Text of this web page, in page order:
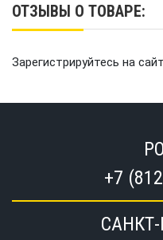
ОТЗЫВЫ О ТОВАРЕ:
Зарегистрируйтесь на
+7